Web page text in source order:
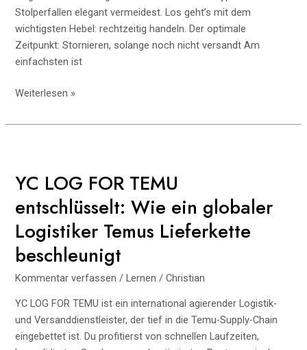
Stolperfallen elegant vermeidest. Los geht’s mit dem
wichtigsten Hebel: rechtzeitig handeln. Der optimale
Zeitpunkt: Stornieren, solange noch nicht versandt Am
einfachsten ist
Temu-
stornieren:
Praxis‑Guide
für
Deutschland
(Schritte,
Fristen,
Rechte,
Support)
Weiterlesen »
YC LOG FOR TEMU
entschlüsselt: Wie ein globaler
Logistiker Temus Lieferkette
beschleunigt
Kommentar verfassen /Lernen /Christian
YC LOG FOR TEMU ist ein international agierender Logistik-
und Versanddienstleister, der tief in die Temu-Supply-Chain
eingebettet ist. Du profitierst von schnellen Laufzeiten,